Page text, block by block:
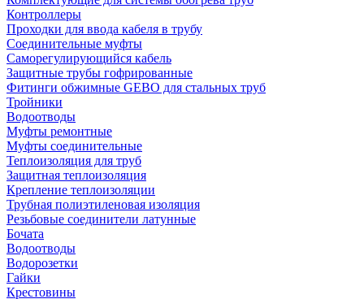
Контроллеры
Проходки для ввода кабеля в трубу
Соединительные муфты
Саморегулирующийся кабель
Защитные трубы гофрированные
Фитинги обжимные GEBO для стальных труб
Тройники
Водоотводы
Муфты ремонтные
Муфты соединительные
Теплоизоляция для труб
Защитная теплоизоляция
Крепление теплоизоляции
Трубная полиэтиленовая изоляция
Резьбовые соединители латунные
Бочата
Водоотводы
Водорозетки
Гайки
Крестовины